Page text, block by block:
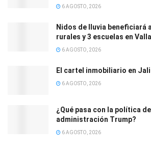
6 AGOSTO, 2026
Nidos de lluvia beneficiará
rurales y 3 escuelas en
6 AGOSTO, 2026
El cartel inmobiliario en
6 AGOSTO, 2026
¿Qué pasa con la política
administración Trump?
6 AGOSTO, 2026